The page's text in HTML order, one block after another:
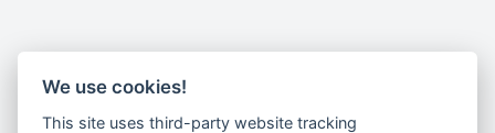
Sonderangebote per E-Mail
We use cookies!
This site uses third-party website tracking